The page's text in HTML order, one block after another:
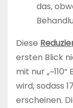
das,
Diese
ersten Blick
mit nur
wird, sodass
erscheinen.